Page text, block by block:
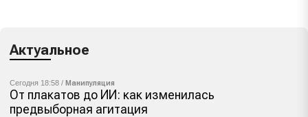
Актуальное
Сегодня 18:58 / Манипуляция
От плакатов до ИИ: как изменилась
предвыборная агитация